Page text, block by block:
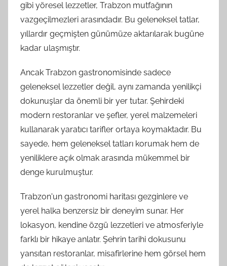
gibi yöresel lezzetler, Trabzon mutfağının
vazgeçilmezleri arasındadır. Bu geleneksel tatlar,
yıllardır geçmişten günümüze aktarılarak bugüne
kadar ulaşmıştır.
Ancak Trabzon gastronomisinde sadece
geleneksel lezzetler değil, aynı zamanda yenilikçi
dokunuşlar da önemli bir yer tutar. Şehirdeki
modern restoranlar ve şefler, yerel malzemeleri
kullanarak yaratıcı tarifler ortaya koymaktadır. Bu
sayede, hem geleneksel tatları korumak hem de
yeniliklere açık olmak arasında mükemmel bir
denge kurulmuştur.
Trabzon'un gastronomi haritası gezginlere ve
yerel halka benzersiz bir deneyim sunar. Her
lokasyon, kendine özgü lezzetleri ve atmosferiyle
farklı bir hikaye anlatır. Şehrin tarihi dokusunu
yansıtan restoranlar, misafirlerine hem görsel hem